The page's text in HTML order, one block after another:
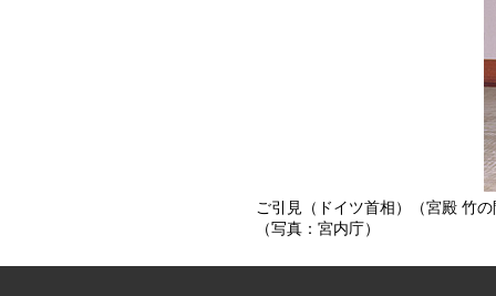
ご引見（ドイツ首相）（宮殿 竹の
（写真：宮内庁）